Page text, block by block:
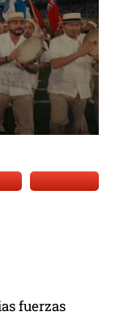
fuerzas